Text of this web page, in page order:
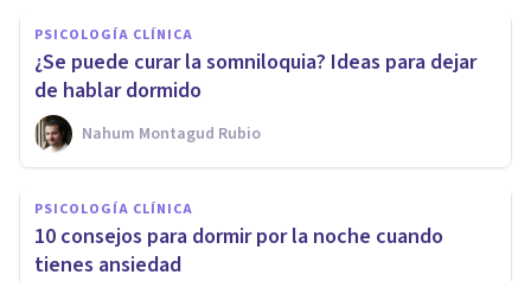
PSICOLOGÍA CLÍNICA
¿Se puede curar la somniloquia? Ideas para dejar
de hablar dormido
Nahum Montagud Rubio
PSICOLOGÍA CLÍNICA
10 consejos para dormir por la noche cuando
tienes ansiedad